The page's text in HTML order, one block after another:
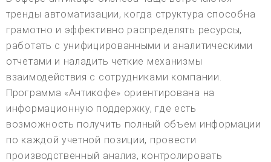
тренды автоматизации, когда структура способна
грамотно и эффективно распределять ресурсы,
работать с унифицированными и аналитическими
отчетами и наладить четкие механизмы
взаимодействия с сотрудниками компании.
Программа «Антикофе» ориентирована на
информационную поддержку, где есть
возможность получить полный объем информации
по каждой учетной позиции, провести
производственный анализ, контролировать